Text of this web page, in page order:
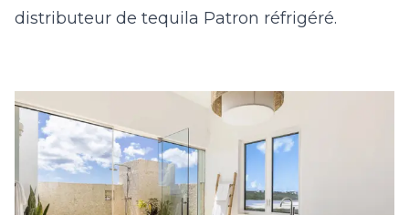
distributeur de tequila Patron réfrigéré.